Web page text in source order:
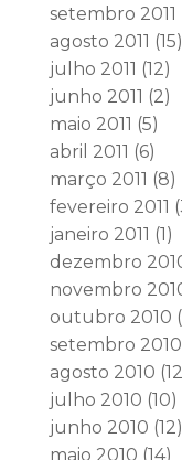
setembro 2011
agosto 2011 (15)
julho 2011 (12)
junho 2011 (2)
maio 2011 (5)
abril 2011 (6)
março 2011 (8)
fevereiro 2011
janeiro 2011 (1)
dezembro
novembro
outubro 2010
setembro 2010
agosto 2010
julho 2010 (10)
junho 2010 (12)
maio 2010 (14)